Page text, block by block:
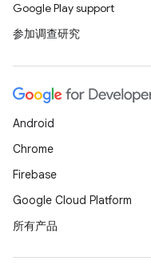
Google Play support
参加调查研究
Android
Chrome
Firebase
Google Cloud Platform
所有产品